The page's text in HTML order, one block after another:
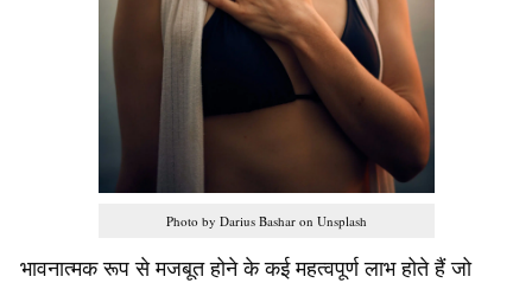
Photo by Darius Bashar on Unsplash
भावनात्मक रूप से मजबूत होने के कई महत्वपूर्ण लाभ होते हैं जो